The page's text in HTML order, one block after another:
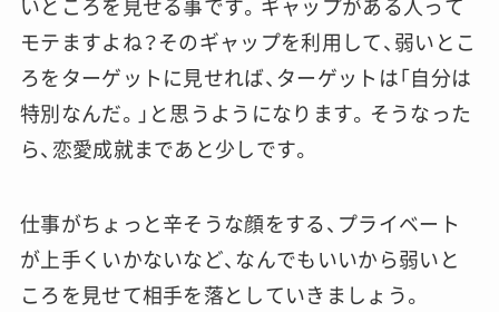
モテますよね？そのギャップを利用して、弱いとこ
ろをターゲットに見せれば、ターゲットは「自分は
特別なんだ。」と思うようになります。そうなった
ら、恋愛成就まであと少しです。
仕事がちょっと辛そうな顔をする、プライベート
が上手くいかないなど、なんでもいいから弱いと
ころを見せて相手を落としていきましょう。